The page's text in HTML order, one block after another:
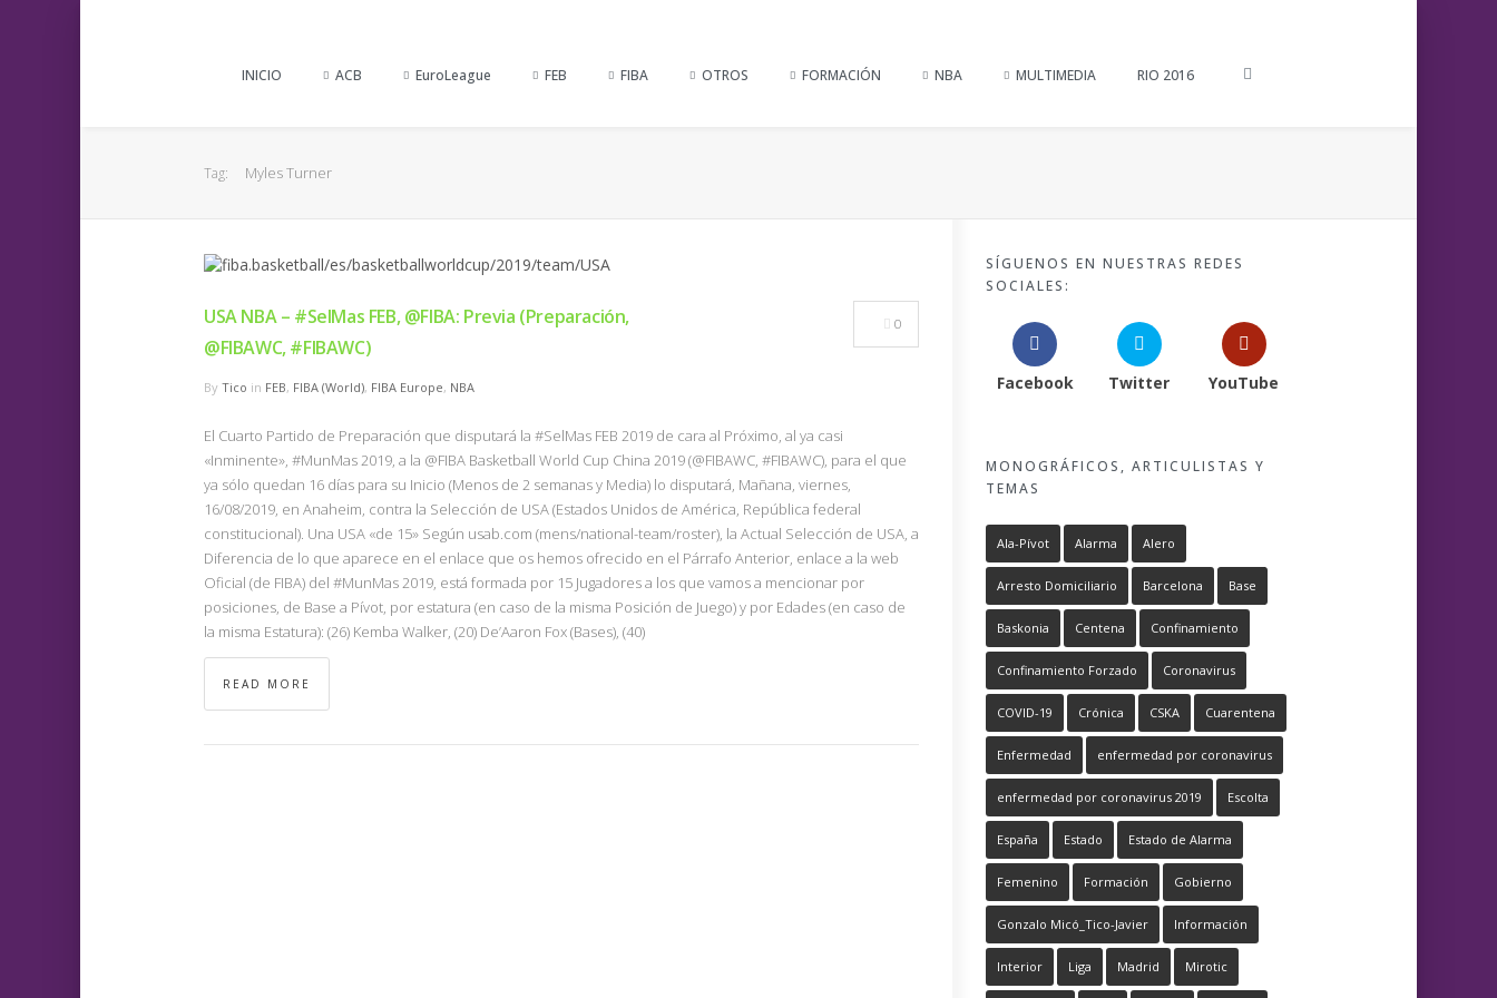
INICIO ACB EuroLeague FEB FIBA OTROS FORMACIÓN NBA MULTIMEDIA RIO 2016
Tag: Myles Turner
USA NBA – #SelMas FEB, @FIBA: Previa (Preparación,
@FIBAWC, #FIBAWC)
By Tico in FEB, FIBA (World), FIBA Europe, NBA
0
El Cuarto Partido de Preparación que disputará la #SelMas FEB 2019 de cara al Próximo, al ya casi
«Inminente», #MunMas 2019, a la @FIBA Basketball World Cup China 2019 (@FIBAWC, #FIBAWC), para el que
ya sólo quedan 16 días para su Inicio (Menos de 2 semanas y Media) lo disputará, Mañana, viernes,
16/08/2019, en Anaheim, contra la Selección de USA (Estados Unidos de América, República federal
constitucional). Una USA «de 15» Según usab.com (mens/national-team/roster), la Actual Selección de USA, a
Diferencia de lo que aparece en el enlace que os hemos ofrecido en el Párrafo Anterior, enlace a la web
Oficial (de FIBA) del #MunMas 2019, está formada por 15 Jugadores a los que vamos a mencionar por
posiciones, de Base a Pívot, por estatura (en caso de la misma Posición de Juego) y por Edades (en caso de
la misma Estatura): (26) Kemba Walker, (20) De’Aaron Fox (Bases), (40)
READ MORE
SÍGUENOS EN NUESTRAS REDES
SOCIALES:
Facebook Twitter YouTube
MONOGRÁFICOS, ARTICULISTAS Y
TEMAS
Ala-Pívot Alarma Alero
Arresto Domiciliario Barcelona Base
Baskonia Centena Confinamiento
Confinamiento Forzado Coronavirus
COVID-19 Crónica CSKA Cuarentena
Enfermedad enfermedad por coronavirus
enfermedad por coronavirus 2019 Escolta
España Estado Estado de Alarma
Femenino Formación Gobierno
Gonzalo Micó_Tico-Javier Información
Interior Liga Madrid Mirotic